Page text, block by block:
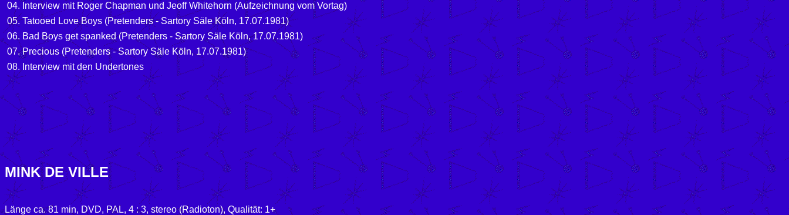
04. Interview mit Roger Chapman und Jeoff Whitehorn (Aufzeichnung vom Vortag)
05. Tatooed Love Boys (Pretenders - Sartory Säle Köln, 17.07.1981)
06. Bad Boys get spanked (Pretenders - Sartory Säle Köln, 17.07.1981)
07. Precious (Pretenders - Sartory Säle Köln, 17.07.1981)
08. Interview mit den Undertones
MINK DE VILLE
Länge ca. 81 min, DVD, PAL, 4 : 3, stereo (Radioton), Qualität: 1+